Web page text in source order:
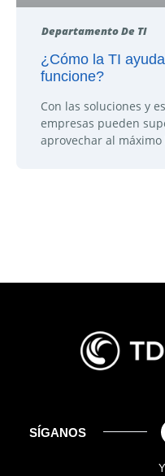
Departamento De TI
¿Cómo la TI
funcione?
Con las soluciones y
empresas pueden
aprovechar al
SÍGANOS